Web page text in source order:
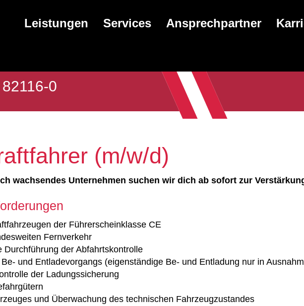
Leistungen Services Ansprechpartner
0
(m/w/d)
wachsendes Unternehmen suchen wir dich ab sofort zur
der Führerscheinklasse CE
Fernverkehr
Durchführung der Abfahrtskontrolle
und Entladevorgangs (eigenständige Be- und Entladung nur in
der Ladungssicherung
und Überwachung des technischen Fahrzeugzustandes